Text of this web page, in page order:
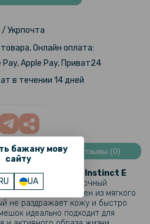
бажану мову
сайту
RU UA
Укрпочта
Онлайн оплата:
Apple Pay, Приват24
в течении 14 дней
Отзывы (0)
Garmin Instinct 3 / Instinct E
лёгкий и прочный
ношения. Выполнен из мягкого
не раздражает кожу и быстро
идеально подходит для